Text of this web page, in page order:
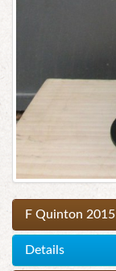
F Quinton 2015
Details